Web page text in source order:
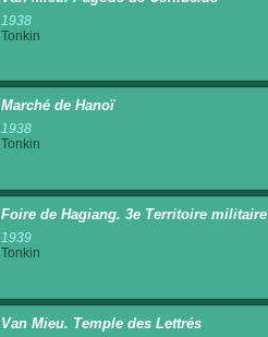
1938
Tonkin
Marché de Hanoï
1938
Tonkin
Foire de Hagiang. 3e Territoire militaire
1939
Tonkin
Van Mieu. Temple des Lettrés